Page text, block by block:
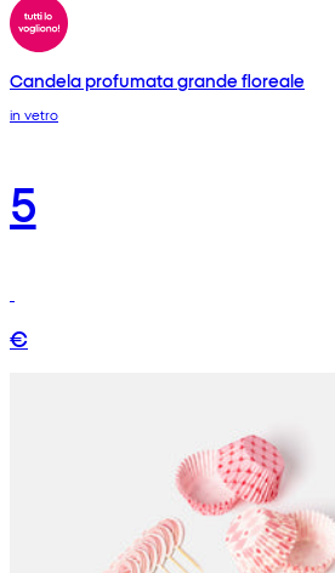
Candela profumata grande floreale
in vetro
5
€